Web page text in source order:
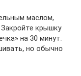
маслом,
крышку
на 30 минут.
но обычно